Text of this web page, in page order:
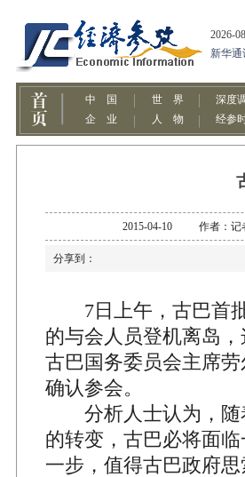
2015-04-10 作者：记
分享到：
7日上午，古巴首批
的与会人员登机离岛
古巴国务委员会主席
确认参会。
分析人士认为，随
的转变，古巴必将面
一步，值得古巴政府思